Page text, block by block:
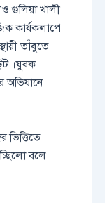
গুলিয়া খালী
কার্যকলাপে
তাঁবুতে
।যুবক
অভিযানে
ভিত্তিতে
বলে